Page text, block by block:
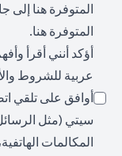
المتوفرة هنا tab
إلى
المتوفرة هناtab.
أؤكد أنني أقرأ
عربية للشروط
أوافق على تلقي
سيتي (مثل الرسائل
المكالمات